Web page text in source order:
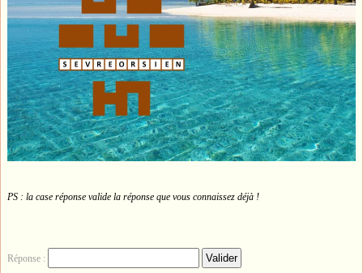
PS : la case réponse valide la réponse que vous connaissez déjà !
Réponse :